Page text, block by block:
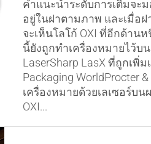
คำแนะนำระดับการเติมจะ
อยู่ในฝาตามภาพ และเมื่อ
จะเห็นโลโก้ OXI ที่อีกด้าน
นี้ยังถูกทำเครื่องหมายไว้บ
LaserSharp LasX ที่ถูกเพิ่
Packaging WorldProcter
เครื่องหมายด้วยเลเซอร์บน
OXI...